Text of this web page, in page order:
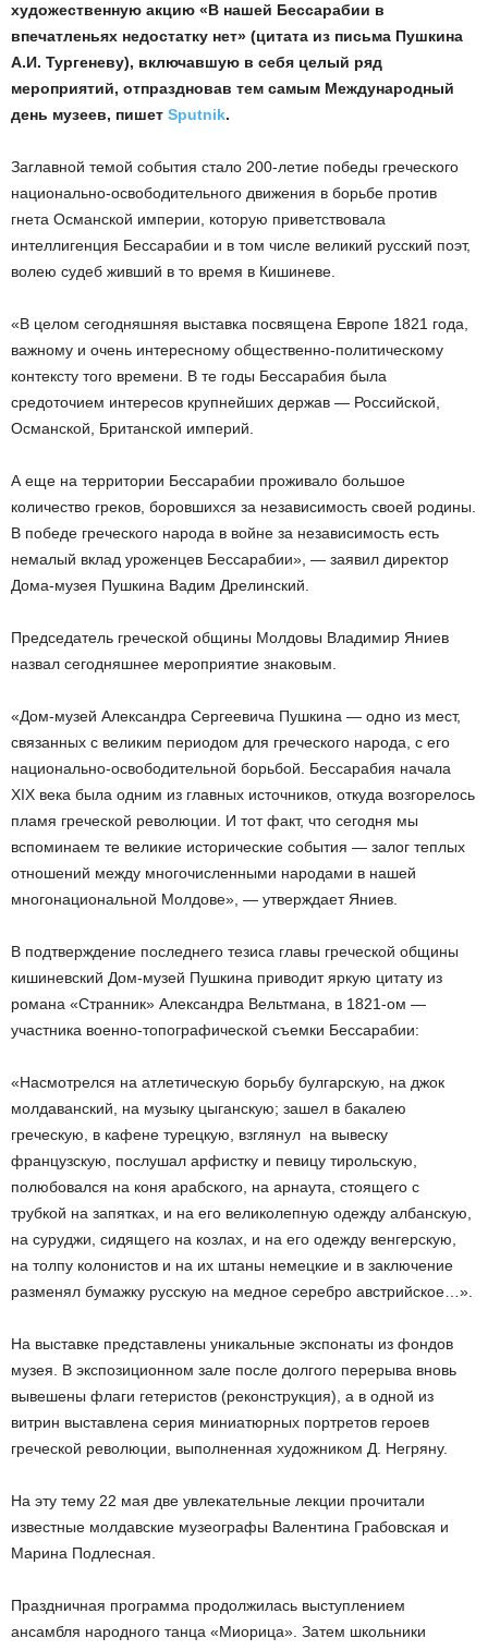
художественную акцию «В нашей Бессарабии в
впечатленьях недостатку нет» (цитата из письма Пушкина
А.И. Тургеневу), включавшую в себя целый ряд
мероприятий, отпраздновав тем самым Международный
день музеев, пишет Sputnik.
Заглавной темой события стало 200-летие победы греческого
национально-освободительного движения в борьбе против
гнета Османской империи, которую приветствовала
интеллигенция Бессарабии и в том числе великий русский поэт,
волею судеб живший в то время в Кишиневе.
«В целом сегодняшняя выставка посвящена Европе 1821 года,
важному и очень интересному общественно-политическому
контексту того времени. В те годы Бессарабия была
средоточием интересов крупнейших держав — Российской,
Османской, Британской империй.
А еще на территории Бессарабии проживало большое
количество греков, боровшихся за независимость своей родины.
В победе греческого народа в войне за независимость есть
немалый вклад уроженцев Бессарабии», — заявил директор
Дома-музея Пушкина Вадим Дрелинский.
Председатель греческой общины Молдовы Владимир Яниев
назвал сегодняшнее мероприятие знаковым.
«Дом-музей Александра Сергеевича Пушкина — одно из мест,
связанных с великим периодом для греческого народа, с его
национально-освободительной борьбой. Бессарабия начала
XIX века была одним из главных источников, откуда возгорелось
пламя греческой революции. И тот факт, что сегодня мы
вспоминаем те великие исторические события — залог теплых
отношений между многочисленными народами в нашей
многонациональной Молдове», — утверждает Яниев.
В подтверждение последнего тезиса главы греческой общины
кишиневский Дом-музей Пушкина приводит яркую цитату из
романа «Странник» Александра Вельтмана, в 1821-ом —
участника военно-топографической съемки Бессарабии:
«Насмотрелся на атлетическую борьбу булгарскую, на джок
молдаванский, на музыку цыганскую; зашел в бакалею
греческую, в кафене турецкую, взглянул на вывеску
французскую, послушал арфистку и певицу тирольскую,
полюбовался на коня арабского, на арнаута, стоящего с
трубкой на запятках, и на его великолепную одежду албанскую,
на суруджи, сидящего на козлах, и на его одежду венгерскую,
на толпу колонистов и на их штаны немецкие и в заключение
разменял бумажку русскую на медное серебро австрийское…».
На выставке представлены уникальные экспонаты из фондов
музея. В экспозиционном зале после долгого перерыва вновь
вывешены флаги гетеристов (реконструкция), а в одной из
витрин выставлена серия миниатюрных портретов героев
греческой революции, выполненная художником Д. Негряну.
На эту тему 22 мая две увлекательные лекции прочитали
известные молдавские музеографы Валентина Грабовская и
Марина Подлесная.
Праздничная программа продолжилась выступлением
ансамбля народного танца «Миорица». Затем школьники